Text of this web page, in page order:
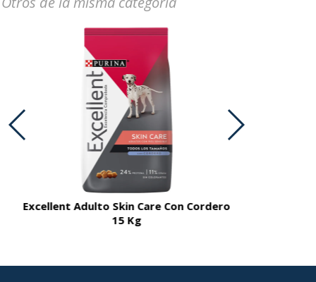
Excellent Adulto Skin Care Con Cordero
15 Kg